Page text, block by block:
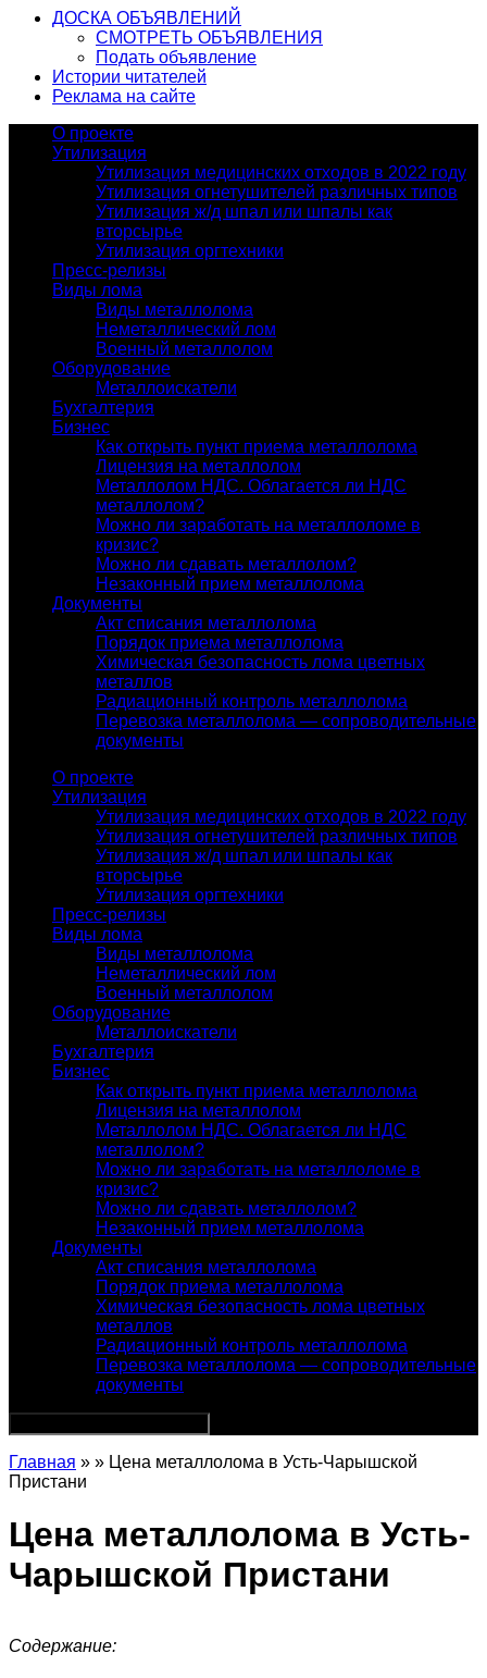
ДОСКА ОБЪЯВЛЕНИЙ
СМОТРЕТЬ ОБЪЯВЛЕНИЯ
Подать объявление
Истории читателей
Реклама на сайте
О проекте
Утилизация
Утилизация медицинских отходов в 2022 году
Утилизация огнетушителей различных типов
Утилизация ж/д шпал или шпалы как
вторсырье
Утилизация оргтехники
Пресс-релизы
Виды лома
Виды металлолома
Неметаллический лом
Военный металлолом
Оборудование
Металлоискатели
Бухгалтерия
Бизнес
Как открыть пункт приема металлолома
Лицензия на металлолом
Металлолом НДС. Облагается ли НДС
металлолом?
Можно ли заработать на металлоломе в
кризис?
Можно ли сдавать металлолом?
Незаконный прием металлолома
Документы
Акт списания металлолома
Порядок приема металлолома
Химическая безопасность лома цветных
металлов
Радиационный контроль металлолома
Перевозка металлолома — сопроводительные
документы
О проекте
Утилизация
Утилизация медицинских отходов в 2022 году
Утилизация огнетушителей различных типов
Утилизация ж/д шпал или шпалы как
вторсырье
Утилизация оргтехники
Пресс-релизы
Виды лома
Виды металлолома
Неметаллический лом
Военный металлолом
Оборудование
Металлоискатели
Бухгалтерия
Бизнес
Как открыть пункт приема металлолома
Лицензия на металлолом
Металлолом НДС. Облагается ли НДС
металлолом?
Можно ли заработать на металлоломе в
кризис?
Можно ли сдавать металлолом?
Незаконный прием металлолома
Документы
Акт списания металлолома
Порядок приема металлолома
Химическая безопасность лома цветных
металлов
Радиационный контроль металлолома
Перевозка металлолома — сопроводительные
документы
Главная » » Цена металлолома в Усть-Чарышской
Пристани
Цена металлолома в Усть-
Чарышской Пристани
Содержание: